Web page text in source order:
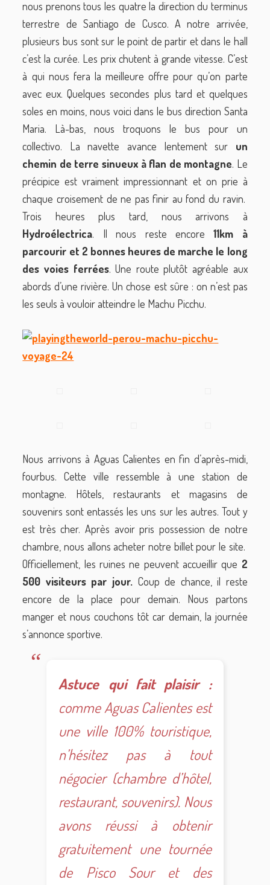
nous prenons tous les quatre la direction du terminus
terrestre de Santiago de Cusco. A notre arrivée,
plusieurs bus sont sur le point de partir et dans le hall
c’est la curée. Les prix chutent à grande vitesse. C’est
à qui nous fera la meilleure offre pour qu’on parte
avec eux. Quelques secondes plus tard et quelques
soles en moins, nous voici dans le bus direction Santa
Maria. Là-bas, nous troquons le bus pour un
collectivo. La navette avance lentement sur un
chemin de terre sinueux à flan de montagne. Le
précipice est vraiment impressionnant et on prie à
chaque croisement de ne pas finir au fond du ravin.
Trois heures plus tard, nous arrivons à
Hydroélectrica. Il nous reste encore11km à
parcourir et 2 bonnes heures de marche le long
des voies ferrées. Une route plutôt agréable aux
abords d’une rivière. Un chose est sûre : on n’est pas
les seuls à vouloir atteindre le Machu Picchu.
Nous arrivons à Aguas Calientes en fin d’après-midi,
fourbus. Cette ville ressemble à une station de
montagne. Hôtels, restaurants et magasins de
souvenirs sont entassés les uns sur les autres. Tout y
est très cher. Après avoir pris possession de notre
chambre, nous allons acheter notre billet pour le site.
Officiellement, les ruines ne peuvent accueillir que 2
500 visiteurs par jour.Coup de chance, il reste
encore de la place pour demain. Nous partons
manger et nous couchons tôt car demain, la journée
s’annonce sportive.
Astuce qui fait plaisir :
comme Aguas Calientes est
une ville 100% touristique,
n’hésitez pas à tout
négocier (chambre d’hôtel,
restaurant, souvenirs). Nous
avons réussi à obtenir
gratuitement une tournée
de Pisco Sour et des